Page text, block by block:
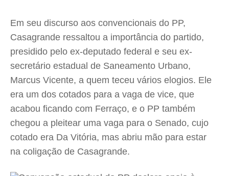
Em seu discurso aos convencionais do PP,
Casagrande ressaltou a importância do partido,
presidido pelo ex-deputado federal e seu ex-
secretário estadual de Saneamento Urbano,
Marcus Vicente, a quem teceu vários elogios. Ele
era um dos cotados para a vaga de vice, que
acabou ficando com Ferraço, e o PP também
chegou a pleitear uma vaga para o Senado, cujo
cotado era Da Vitória, mas abriu mão para estar
na coligação de Casagrande.